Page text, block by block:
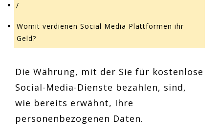
/
Womit verdienen Social Media Plattformen ihr
Geld?
Die Währung, mit der Sie für kostenlose
Social-Media-Dienste bezahlen, sind,
wie bereits erwähnt, Ihre
personenbezogenen Daten.